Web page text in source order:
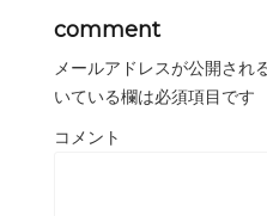
comment
メールアドレスが公開され
いている欄は必須項目です
コメント